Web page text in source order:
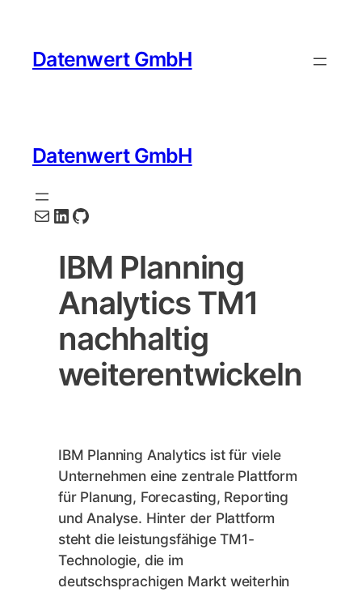
Datenwert GmbH
Datenwert GmbH
E-Mail LinkedIn GitHub
IBM Planning
Analytics TM1
nachhaltig
weiterentwickeln
IBM Planning Analytics ist für viele
Unternehmen eine zentrale Plattform
für Planung, Forecasting, Reporting
und Analyse. Hinter der Plattform
steht die leistungsfähige TM1-
Technologie, die im
deutschsprachigen Markt weiterhin